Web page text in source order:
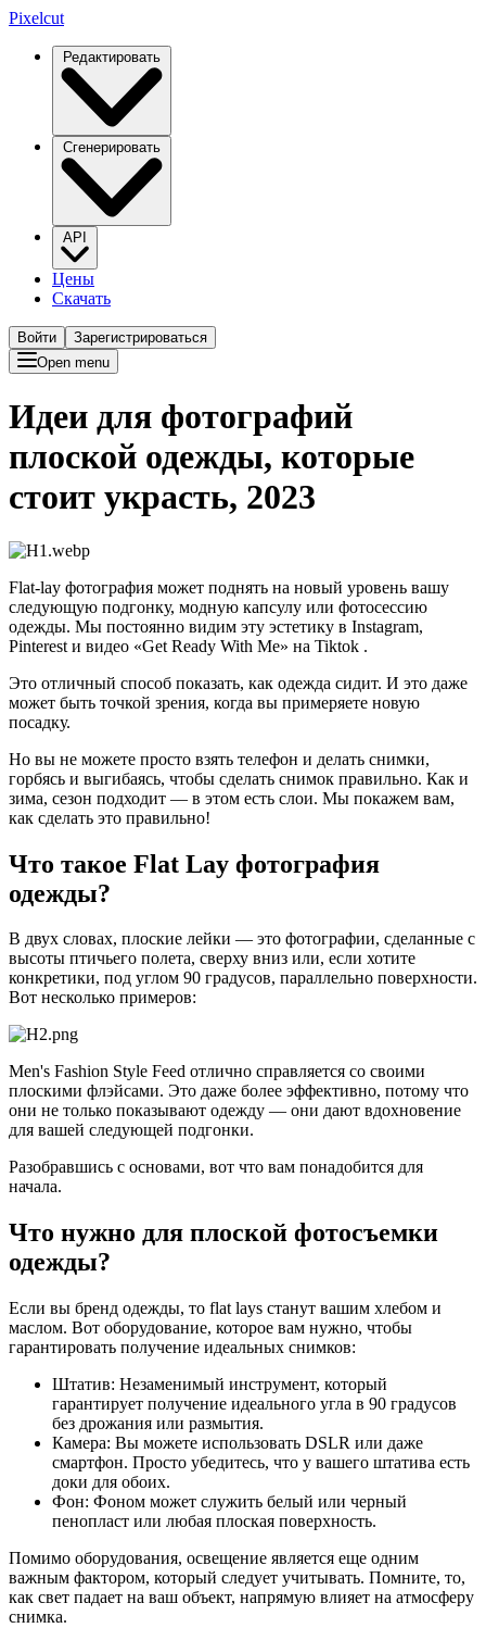
Pixelcut
Редактировать
Сгенерировать
API
Цены
Скачать
Войти
Зарегистрироваться
Open menu
Идеи для фотографий
плоской одежды, которые
стоит украсть, 2023
Flat-lay фотография может поднять на новый уровень вашу
следующую подгонку, модную капсулу или фотосессию
одежды. Мы постоянно видим эту эстетику в Instagram,
Pinterest и видео «Get Ready With Me» на Tiktok .
Это отличный способ показать, как одежда сидит. И это даже
может быть точкой зрения, когда вы примеряете новую
посадку.
Но вы не можете просто взять телефон и делать снимки,
горбясь и выгибаясь, чтобы сделать снимок правильно. Как и
зима, сезон подходит — в этом есть слои. Мы покажем вам,
как сделать это правильно!
Что такое Flat Lay фотография
одежды?
В двух словах, плоские лейки — это фотографии, сделанные с
высоты птичьего полета, сверху вниз или, если хотите
конкретики, под углом 90 градусов, параллельно поверхности.
Вот несколько примеров:
Men's Fashion Style Feed отлично справляется со своими
плоскими флэйсами. Это даже более эффективно, потому что
они не только показывают одежду — они дают вдохновение
для вашей следующей подгонки.
Разобравшись с основами, вот что вам понадобится для
начала.
Что нужно для плоской фотосъемки
одежды?
Если вы бренд одежды, то flat lays станут вашим хлебом и
маслом. Вот оборудование, которое вам нужно, чтобы
гарантировать получение идеальных снимков:
Штатив: Незаменимый инструмент, который
гарантирует получение идеального угла в 90 градусов
без дрожания или размытия.
Камера: Вы можете использовать DSLR или даже
смартфон. Просто убедитесь, что у вашего штатива есть
доки для обоих.
Фон: Фоном может служить белый или черный
пенопласт или любая плоская поверхность.
Помимо оборудования, освещение является еще одним
важным фактором, который следует учитывать. Помните, то,
как свет падает на ваш объект, напрямую влияет на атмосферу
снимка.